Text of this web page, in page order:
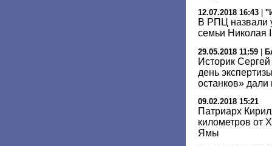
12.07.2018 16:43
В РПЦ назвали
семьи Николая
29.05.2018 11:59 |
Историк
день
останков»
09.02.2018 15:21
Патриарх
километров от
Ямы